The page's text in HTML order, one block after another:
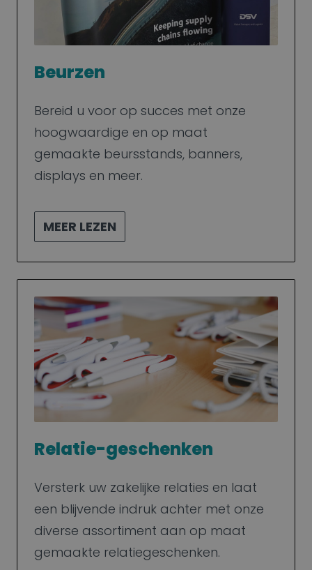
Beurzen
Bereid u voor op succes met onze
hoogwaardige en op maat
gemaakte beursstands, banners,
displays en meer.
MEER LEZEN
Relatie-geschenken
Versterk uw zakelijke relaties en laat
een blijvende indruk achter met onze
diverse assortiment aan op maat
gemaakte relatiegeschenken.